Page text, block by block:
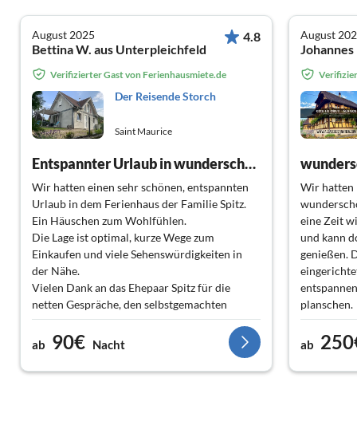
August 2025
Bettina W. aus Unterpleichfeld
4.8
Verifizierter Gast von Ferienhausmiete.de
Der Reisende Storch
Saint Maurice
Entspannter Urlaub in wunderschöner Umgebung
Wir hatten einen sehr schönen, entspannten
Urlaub in dem Ferienhaus der Familie Spitz.
Ein Häuschen zum Wohlfühlen.
Die Lage ist optimal, kurze Wege zum
Einkaufen und viele Sehenswürdigkeiten in
der Nähe.
Vielen Dank an das Ehepaar Spitz für die
netten Gespräche, den selbstgemachten
Apfelsaft und die Infos zum Elsass.
ab 90€ Nacht
August
Johannes
Wir hatten
eine Zeit
und kann
genießen.
planschen.
ab